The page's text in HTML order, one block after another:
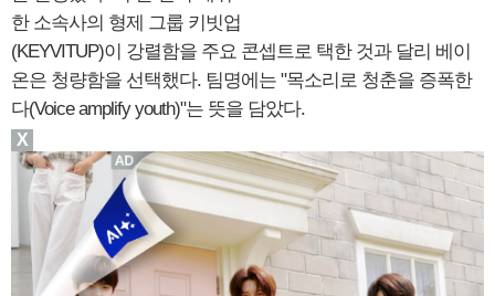
한 소속사의 형제 그룹 키빗업
(KEYVITUP)이 강렬함을 주요 콘셉트로 택한 것과 달리 베이
온은 청량함을 선택했다. 팀명에는 "목소리로 청춘을 증폭한
다(Voice amplify youth)"는 뜻을 담았다.
X